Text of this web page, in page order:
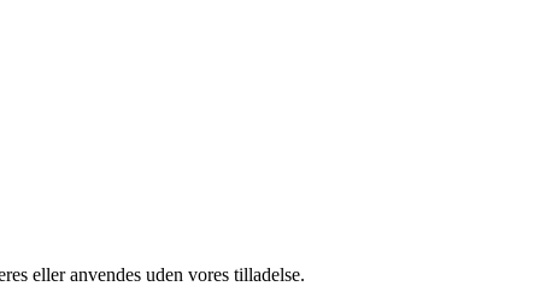
eller anvendes uden vores tilladelse.